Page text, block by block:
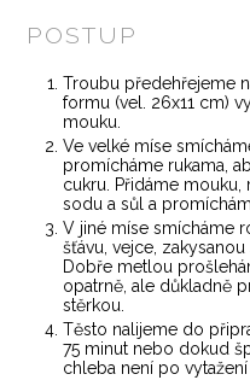
POSTUP
Troubu předehřejeme
formu (vel. 26x11 cm)
mouku.
Ve velké míse
promícháme rukama,
cukru. Přidáme
sodu a sůl a
V jiné míse smícháme
šťávu, vejce,
Dobře metlou
opatrně, ale důkladně
stěrkou.
Těsto nalijeme do
75 minut nebo dokud
chleba není po vytažení